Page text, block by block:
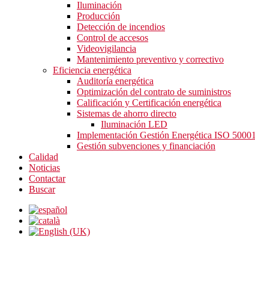
Iluminación
Producción
Detección de incendios
Control de accesos
Videovigilancia
Mantenimiento preventivo y correctivo
Eficiencia energética
Auditoría energética
Optimización del contrato de suministros
Calificación y Certificación energética
Sistemas de ahorro directo
Iluminación LED
Implementación Gestión Energética ISO 50001
Gestión subvenciones y financiación
Calidad
Noticias
Contactar
Buscar